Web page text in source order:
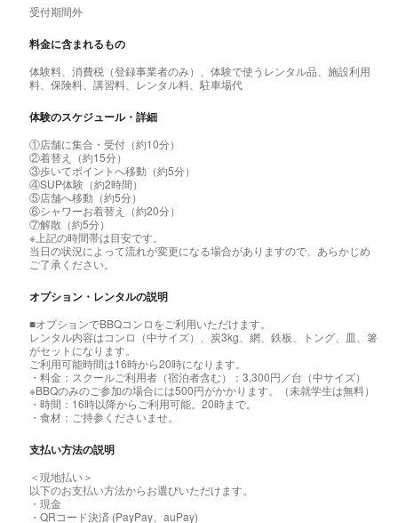
受付期間外
料金に含まれるもの
体験料、消費税（登録事業者のみ）、体験で使うレンタル品、施設利用
料、保険料、講習料、レンタル料、駐車場代
体験のスケジュール・詳細
①店舗に集合・受付（約10分）
②着替え（約15分）
③歩いてポイントへ移動（約5分）
④SUP体験（約2時間）
⑤店舗へ移動（約5分）
⑥シャワーお着替え（約20分）
⑦解散（約5分）
※上記の時間帯は目安です。
当日の状況によって流れが変更になる場合がありますので、あらかじめ
ご了承ください。
オプション・レンタルの説明
■オプションでBBQコンロをご利用いただけます。
レンタル内容はコンロ（中サイズ）、炭3kg、網、鉄板、トング、皿、箸
がセットになります。
ご利用可能時間は16時から20時になります。
・料金：スクールご利用者（宿泊者含む）：3,300円／台（中サイズ）
※BBQのみのご参加の場合には500円がかかります。（未就学生は無料）
・時間：16時以降からご利用可能。20時まで。
・食材：ご持参くださいませ。
支払い方法の説明
＜現地払い＞
以下のお支払い方法からお選びいただけます。
・現金
・QRコード決済 (PayPay、auPay)